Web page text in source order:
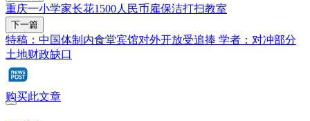
重庆一小学家长花1500人民币雇保洁打扫教室
下一篇
特稿：中国体制内食堂宾馆对外开放受追捧 学者：对冲部分
土地财政缺口
购买此文章